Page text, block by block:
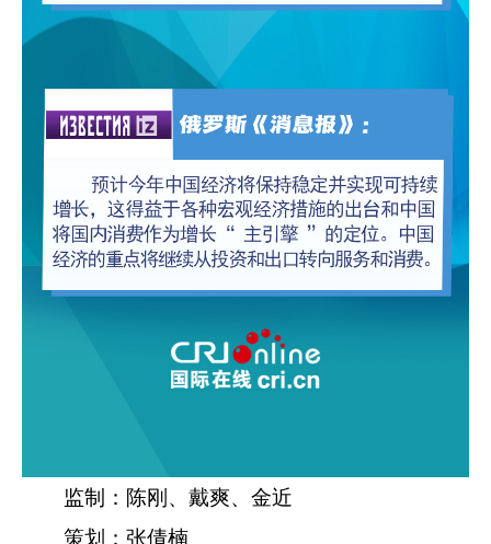
监制：陈刚、戴爽、金近
策划：张倩楠